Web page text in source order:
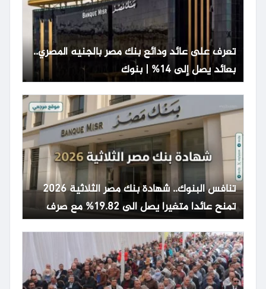
تعرف على عائد ودائع بنك مصر بالجنيه المصري..
بعائد يصل إلى 14% | بنوك
تنافس البنوك.. شهادة بنك مصر الثلاثية 2026
تمنح عائدا متغيرا يصل الى 19.82% مع صرف
شهري